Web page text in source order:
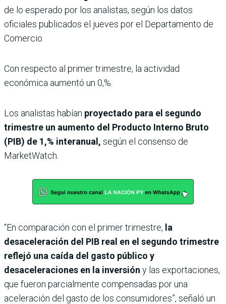
de lo esperado por los analistas, según los datos
oficiales publicados el jueves por el Departamento de
Comercio.
Con respecto al primer trimestre, la actividad
económica aumentó un 0,%.
Los analistas habían proyectado para el segundo
trimestre un aumento del Producto Interno Bruto
(PIB) de 1,% interanual, según el consenso de
MarketWatch.
“En comparación con el primer trimestre, la
desaceleración del PIB real en el segundo trimestre
reflejó una caída del gasto público y
desaceleraciones en la inversión y las exportaciones,
que fueron parcialmente compensadas por una
aceleración del gasto de los consumidores”, señaló un